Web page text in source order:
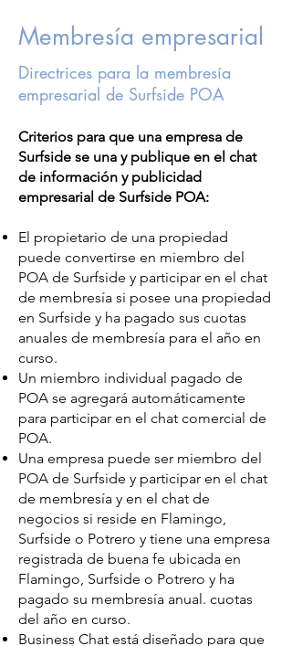
Membresía empresarial
Directrices para la membresía
empresarial de Surfside POA
Criterios para que una empresa de
Surfside se una y publique en el chat
de información y publicidad
empresarial de Surfside POA:
El propietario de una propiedad
puede convertirse en miembro del
POA de Surfside y participar en el chat
de membresía si posee una propiedad
en Surfside y ha pagado sus cuotas
anuales de membresía para el año en
curso.
Un miembro individual pagado de
POA se agregará automáticamente
para participar en el chat comercial de
POA.
Una empresa puede ser miembro del
POA de Surfside y participar en el chat
de membresía y en el chat de
negocios si reside en Flamingo,
Surfside o Potrero y tiene una empresa
registrada de buena fe ubicada en
Flamingo, Surfside o Potrero y ha
pagado su membresía anual. cuotas
del año en curso.
Business Chat está diseñado para que